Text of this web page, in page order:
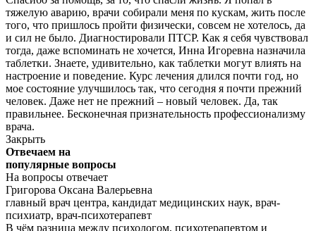
тяжелую аварию, врачи собирали меня по кускам, жить после
того, что пришлось пройти физически, совсем не хотелось, да
и сил не было. Диагностировали ПТСР. Как я себя чувствовал
тогда, даже вспоминать не хочется, Инна Игоревна назначила
таблетки. Знаете, удивительно, как таблетки могут влиять на
настроение и поведение. Курс лечения длился почти год, но
мое состояние улучшилось так, что сегодня я почти прежний
человек. Даже нет не прежний – новый человек. Да, так
правильнее. Бесконечная признательность профессионализму
врача.
Закрыть
Отвечаем на
популярные вопросы
На вопросы отвечает
Григорова Оксана Валерьевна
главный врач центра, кандидат медицинских наук, врач-
психиатр, врач-психотерапевт
В чём разница между психологом, психотерапевтом и